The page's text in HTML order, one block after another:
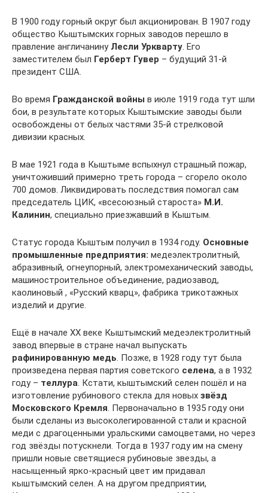
В 1900 году горный округ был акционирован. В 1907 году
общество Кыштымских горных заводов перешло в
правление англичанину Лесли Уркварту. Его
заместителем был Герберт Гувер – будущий 31-й
президент США.
Во время Гражданской войны в июле 1919 года тут шли
бои, в результате которых Кыштымские заводы были
освобождены от белых частями 35-й стрелковой
дивизии красных.
В мае 1921 года в Кыштыме вспыхнул страшный пожар,
уничтоживший примерно треть города – сгорело около
700 домов. Ликвидировать последствия помогал сам
председатель ЦИК, «всесоюзный староста» М.И.
Калинин, специально приезжавший в Кыштым.
Статус города Кыштым получил в 1934 году. Основные
промышленные предприятия: медеэлектролитный,
абразивный, огнеупорный, электромеханический заводы,
машиностроительное объединение, радиозавод,
каолиновый , «Русский кварц», фабрика трикотажных
изделий и другие.
Ещё в начале XX веке Кыштымский медеэлектролитный
завод впервые в стране начал выпускать
рафинированную медь. Позже, в 1928 году тут была
произведена первая партия советского селена, а в 1932
году – теллура. Кстати, кыштымский селен пошёл и на
изготовление рубинового стекла для новых звёзд
Московского Кремля. Первоначально в 1935 году они
были сделаны из высоколегированной стали и красной
меди с драгоценными уральскими самоцветами, но через
год звёзды потускнели. Тогда в 1937 году им на смену
пришли новые светящиеся рубиновые звезды, а
насыщенный ярко-красный цвет им придавал
кыштымский селен. А на другом предприятии,